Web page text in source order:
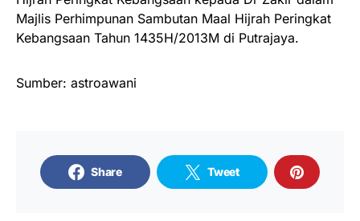
Majlis Perhimpunan Sambutan Maal Hijrah Peringkat
Kebangsaan Tahun 1435H/2013M di Putrajaya.
Sumber: astroawani
Share Tweet